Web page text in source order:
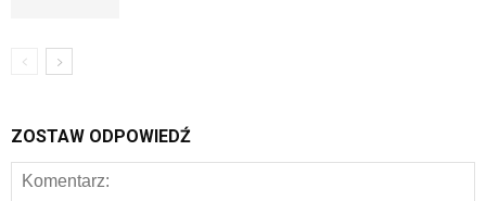
ZOSTAW ODPOWIEDŹ